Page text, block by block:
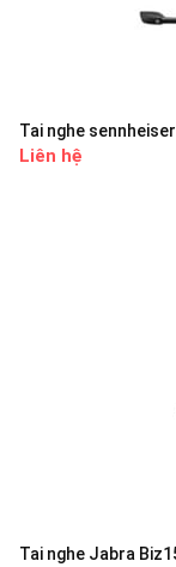
Tai nghe
Liên hệ
Tai nghe Jabra